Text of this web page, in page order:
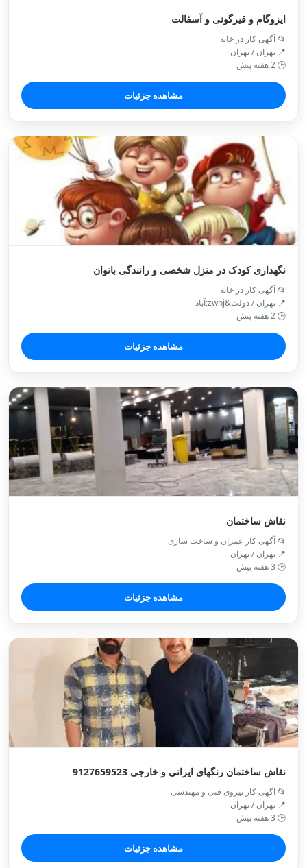
ایزوگام و قیرگونی و آسفالت
📂 آگهی کار در خانه
📍 تهران / تهران
🕒 2 هفته پیش
مشاهده جزئیات
نگهداری کودک در منزل شخصی و رانندگی بانوان
📂 آگهی کار در خانه
📍 تهران / دولت&zwnj;آباد
🕒 2 هفته پیش
مشاهده جزئیات
نقاش ساختمان
📂 آگهی کار عمران و ساخت سازی
📍 تهران / تهران
🕒 3 هفته پیش
مشاهده جزئیات
نقاش ساختمان رنگهای ایرانی و خارجی 9127659523
📂 اگهی کار نیروی فنی و مهندسی
📍 تهران / تهران
🕒 3 هفته پیش
مشاهده جزئیات